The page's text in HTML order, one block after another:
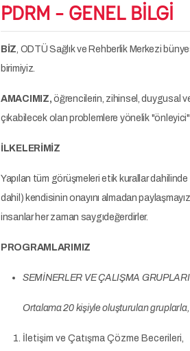
PDRM - GENEL BİLGİ
BİZ, ODTÜ Sağlık ve Rehberlik Merkezi
birimiyiz.
AMACIMIZ, öğrencilerin, zihinsel, duygusal
çıkabilecek olan problemlere yönelik "önleyici"
İLKELERİMİZ
Yapılan tüm görüşmeleri etik kurallar
dahil) kendisinin onayını almadan
insanlar her zaman saygıdeğerdirler.
PROGRAMLARIMIZ
SEMİNERLER VE ÇALIŞMA
Ortalama 20 kişiyle oluşturulan
İletişim ve Çatışma Çözme Becerileri,